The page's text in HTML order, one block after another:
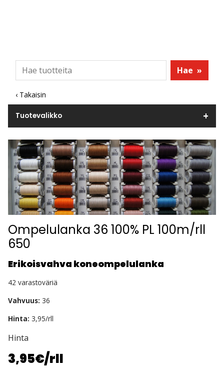
Hae »
‹ Takaisin
Tuotevalikko
Ompelulanka 36 100% PL 100m/rll
650
Erikoisvahva koneompelulanka
42 varastoväriä
Vahvuus: 36
Hinta: 3,95/rll
Hinta
3,95€/rll